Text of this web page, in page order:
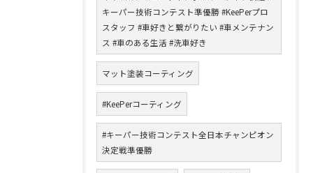
キーパー技術コンテスト準優勝 #KeePerプロ
スタッフ #車好きと繋がりたい #車メンテナン
ス #車のある生活 #洗車好き
マット塗装コーティング
#KeePerコーティング
#キーパー技術コンテスト全日本チャンピオン
決定戦準優勝